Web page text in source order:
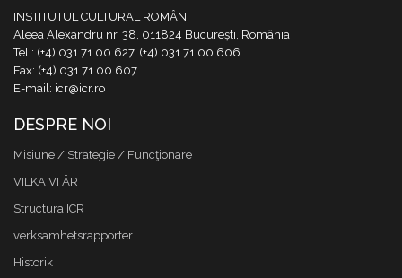
INSTITUTUL CULTURAL ROMÂN
Aleea Alexandru nr. 38, 011824 București, România
Tel.: (+4) 031 71 00 627, (+4) 031 71 00 606
Fax: (+4) 031 71 00 607
E-mail: icr@icr.ro
DESPRE NOI
Misiune / Strategie / Funcţionare
VILKA VI ÄR
Structura ICR
verksamhetsrapporter
Historik